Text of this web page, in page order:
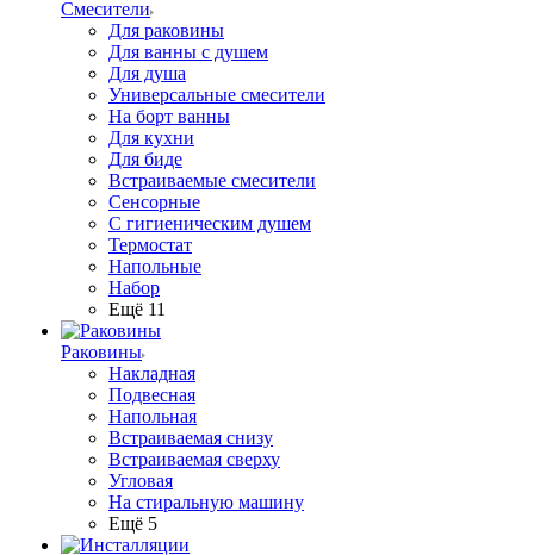
Смесители
Для раковины
Для ванны с душем
Для душа
Универсальные смесители
На борт ванны
Для кухни
Для биде
Встраиваемые смесители
Сенсорные
С гигиеническим душем
Термостат
Напольные
Набор
Ещё 11
Раковины
Накладная
Подвесная
Напольная
Встраиваемая снизу
Встраиваемая сверху
Угловая
На стиральную машину
Ещё 5